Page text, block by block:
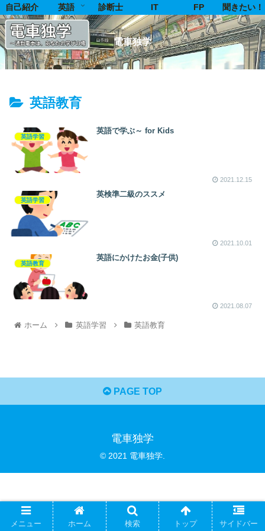
電車独学
自己紹介 英語 診断士 IT FP 聞きたい！
英語教育
英語学習
英語で学ぶ～ for Kids
2021.12.15
英語学習
英検準二級のススメ
2021.10.01
英語教育
英語にかけたお金(子供)
2021.08.07
ホーム 英語学習 英語教育
PAGE TOP
電車独学
© 2021 電車独学.
メニュー ホーム 検索 トップ サイドバー